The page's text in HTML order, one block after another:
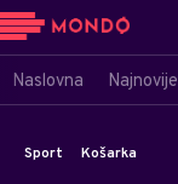
Naslovna Najnovije
Sport Košarka